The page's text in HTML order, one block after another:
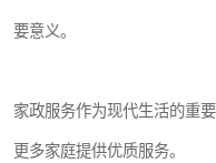
要意义。
家政服务作为现代生活的重
更多家庭提供优质服务。